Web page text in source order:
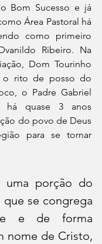
Bom Sucesso e já
Área Pastoral há
como primeiro
Ribeiro. Na
Dom Tourinho
o rito de posso do
o Padre Gabriel
há quase 3 anos
do povo de Deus
para se tornar
uma porção do
se congrega
e de forma
nome de Cristo,